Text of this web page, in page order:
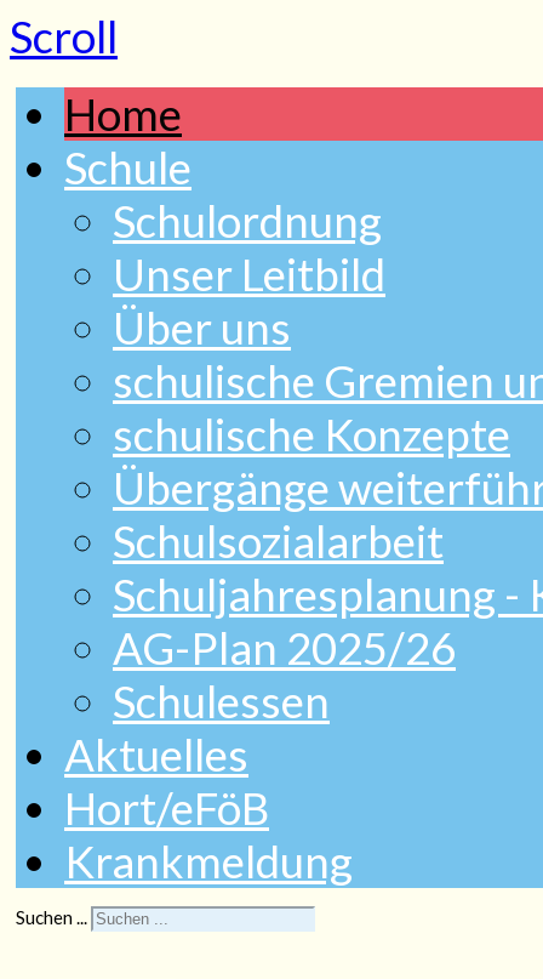
Scroll
Home
Schule
Schulordnung
Unser Leitbild
Über uns
schulische Gremien
schulische Konzepte
Übergänge
Schulsozialarbeit
Schuljahresplanung
AG-Plan 2025/26
Schulessen
Aktuelles
Hort/eFöB
Krankmeldung
Suchen ...